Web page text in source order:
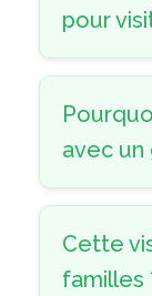
pour
avec un
Cette
familles